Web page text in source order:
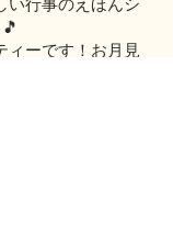
ィーです！お月見